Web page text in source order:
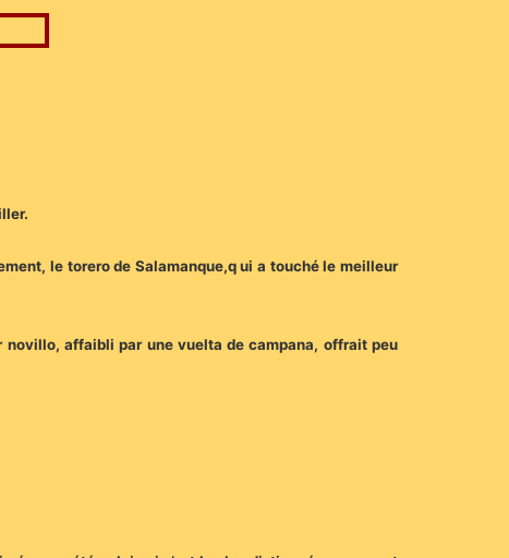
le torero de Salamanque,q ui a touché le meilleur
novillo, affaibli par une vuelta de campana, offrait peu